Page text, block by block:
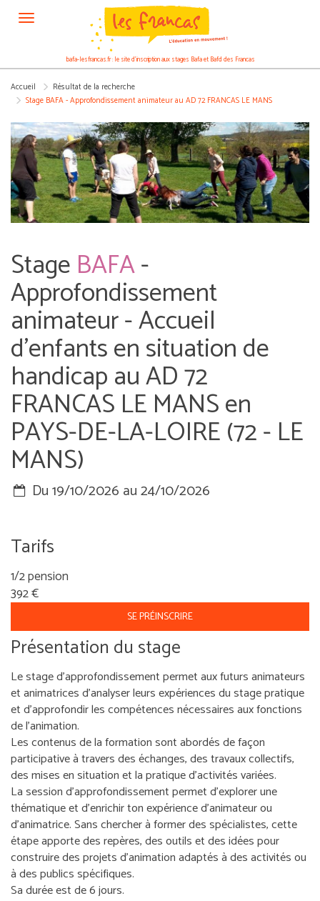
bafa-lesfrancas.fr : le site d’inscription aux stages Bafa et Bafd des Francas
Accueil
Résultat de la recherche
Stage BAFA - Approfondissement animateur au AD 72 FRANCAS LE MANS
Stage BAFA-
Approfondissement
animateur - Accueil
d'enfants en situation de
handicap au AD 72
FRANCAS LE MANS en
PAYS-DE-LA-LOIRE (72 - LE
MANS)
Du 19/10/2026 au 24/10/2026
Tarifs
1/2 pension
392 €
SE PRÉINSCRIRE
Présentation du stage
Le stage d’approfondissement permet aux futurs animateurs
et animatrices d’analyser leurs expériences du stage pratique
et d’approfondir les compétences nécessaires aux fonctions
de l’animation.
Les contenus de la formation sont abordés de façon
participative à travers des échanges, des travaux collectifs,
des mises en situation et la pratique d'activités variées.
La session d'approfondissement permet d'explorer une
thématique et d'enrichir ton expérience d'animateur ou
d'animatrice. Sans chercher à former des spécialistes, cette
étape apporte des repères, des outils et des idées pour
construire des projets d'animation adaptés à des activités ou
à des publics spécifiques.
Sa durée est de 6 jours.
Panneau de gestion des cookies